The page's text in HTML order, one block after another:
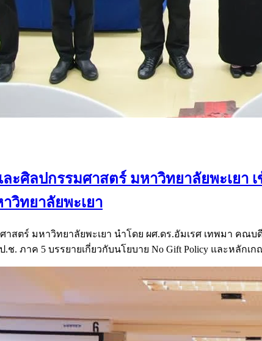
ศิลปกรรมศาสตร์ มหาวิทยาลัยพะเยา
วิทยาลัยพะเยา
สตร์ มหาวิทยาลัยพะเยา นำโดย ผศ.ดร.อัมเรศ เทพมา คณ
ช. ภาค 5 บรรยายเกี่ยวกับนโยบาย No Gift Policy และหลัก